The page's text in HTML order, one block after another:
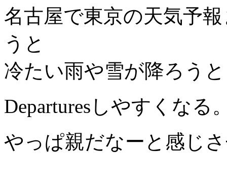
名古屋で東京の天気予
うと
冷たい雨や雪が降ろう
Departuresしやすくなる
やっぱ親だなーと感じ